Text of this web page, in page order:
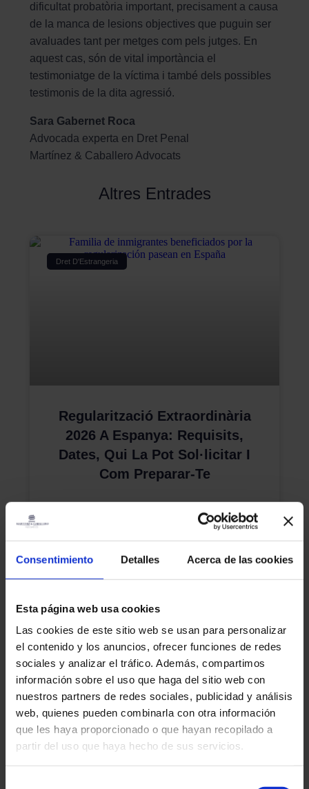
Consentimiento Detalles Acerca de las cookies
Esta página web usa cookies
Las cookies de este sitio web se usan para personalizar
el contenido y los anuncios, ofrecer funciones de redes
sociales y analizar el tráfico. Además, compartimos
información sobre el uso que haga del sitio web con
nuestros partners de redes sociales, publicidad y análisis
web, quienes pueden combinarla con otra información
que les haya proporcionado o que hayan recopilado a
partir del uso que haya hecho de sus servicios.
dificultat probatòria important, precisament a causa
de la manca de lesions objectives que puguin ser
avaluades tant per metges com pels jutges. En
aquest cas, són de vital importància el
testimoniatge de la víctima i també dels possibles
testimonis de la dita agressió.
Sara Gabernet Roca
Advocada experta en Dret Penal
Martínez & Caballero Advocats
Altres Entrades
Dret D'Estrangeria
Regularització Extraordinària
2026 A Espanya: Requisits,
Dates, Qui La Pot Sol·licitar I
Com Preparar-Te
Declaració De La Renda
Retard En La Devolució De La